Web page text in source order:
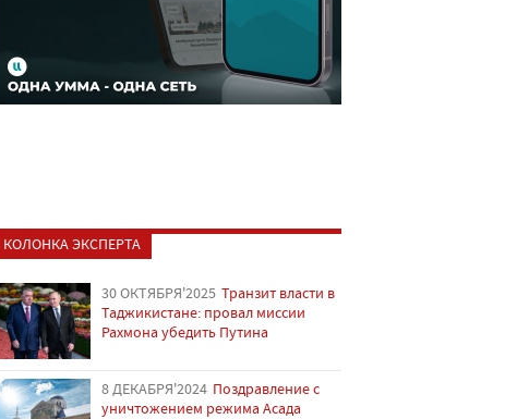
КОЛОНКА ЭКСПЕРТА
30 ОКТЯБРЯ'2025 Транзит власти в
Таджикистане: провал миссии
Рахмона убедить Путина
8 ДЕКАБРЯ'2024 Поздравление с
уничтожением режима Асада